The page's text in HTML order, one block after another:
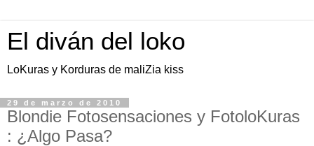
El diván del loko
LoKuras y Korduras de maliZia kiss
29 de marzo de 2010
Blondie Fotosensaciones y FotoloKuras
: ¿Algo Pasa?